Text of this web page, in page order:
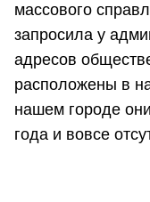
массового
запросила у
адресов
расположены в
нашем городе
года и вовсе